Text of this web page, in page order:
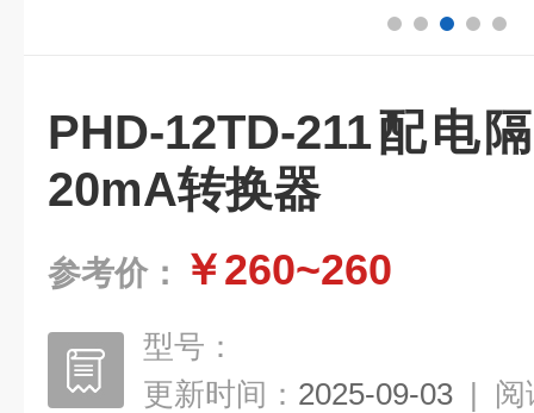
PHD-12TD-211配电
20mA转换器
参考价： ￥260~260
型号：
更新时间： 2025-09-03 | 阅